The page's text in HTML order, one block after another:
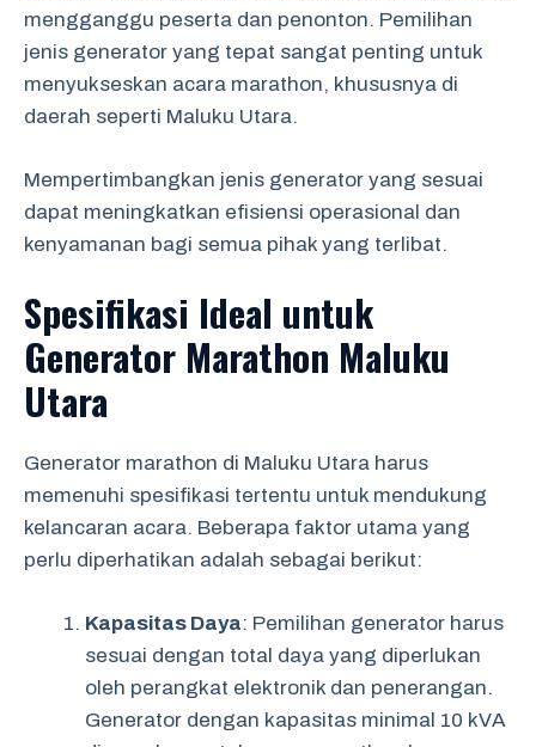
mengganggu peserta dan penonton. Pemilihan
jenis generator yang tepat sangat penting untuk
menyukseskan acara marathon, khususnya di
daerah seperti Maluku Utara.
Mempertimbangkan jenis generator yang sesuai
dapat meningkatkan efisiensi operasional dan
kenyamanan bagi semua pihak yang terlibat.
Spesifikasi Ideal untuk
Generator Marathon Maluku
Utara
Generator marathon di Maluku Utara harus
memenuhi spesifikasi tertentu untuk mendukung
kelancaran acara. Beberapa faktor utama yang
perlu diperhatikan adalah sebagai berikut:
Kapasitas Daya: Pemilihan generator harus
sesuai dengan total daya yang diperlukan
oleh perangkat elektronik dan penerangan.
Generator dengan kapasitas minimal 10 kVA